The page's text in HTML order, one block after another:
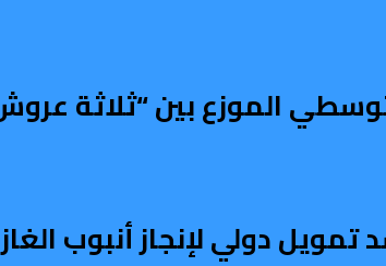
الموزع بين “ثلاثة
دولي لإنجاز أنبوب